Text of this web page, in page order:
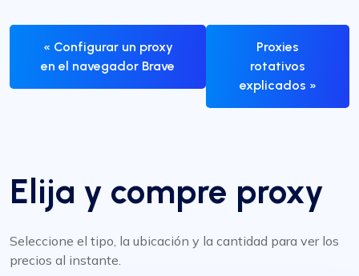
« Configurar un proxy
en el navegador Brave
Proxies
rotativos
explicados »
Elija y compre proxy
Seleccione el tipo, la ubicación y la cantidad para ver los
precios al instante.